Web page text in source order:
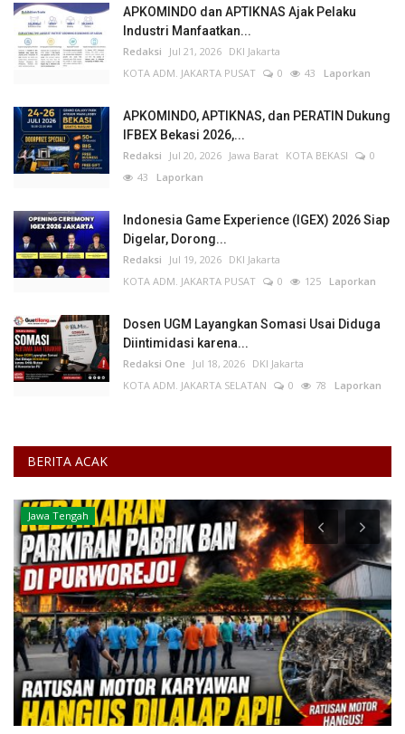
APKOMINDO dan APTIKNAS Ajak Pelaku
Industri Manfaatkan...
Redaksi Jul 21, 2026 DKI Jakarta
KOTA ADM. JAKARTA PUSAT
0 43 Laporkan
APKOMINDO, APTIKNAS, dan PERATIN Dukung
IFBEX Bekasi 2026,...
Redaksi Jul 20, 2026 Jawa Barat KOTA BEKASI
0
43 Laporkan
Indonesia Game Experience (IGEX) 2026 Siap
Digelar, Dorong...
Redaksi Jul 19, 2026 DKI Jakarta
KOTA ADM. JAKARTA PUSAT
0 125 Laporkan
Dosen UGM Layangkan Somasi Usai Diduga
Diintimidasi karena...
Redaksi One Jul 18, 2026 DKI Jakarta
KOTA ADM. JAKARTA SELATAN
0 78 Laporkan
BERITA ACAK
Jawa Tengah